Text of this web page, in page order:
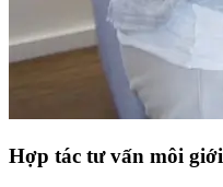
Hợp tác tư vấn môi giới